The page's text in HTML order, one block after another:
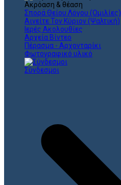
Ακρόαση & θέαση
Σπορά Θείου Λόγου (Ομιλίες)
Αινείτε Τον Κύριον (Ψαλτική)
Ιερές Ακολουθίες
Αρχεία Βίντεο
Πέρασμα - Αρχονταρίκι
Φωτογραφικό υλικό
Σύνδεσμοι